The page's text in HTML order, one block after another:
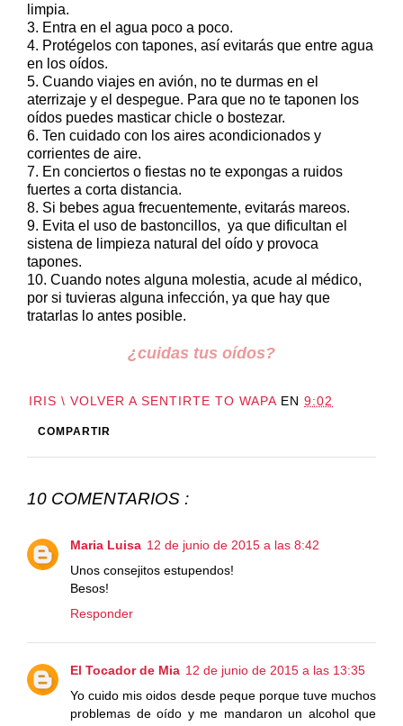
limpia.
3. Entra en el agua poco a poco.
4. Protégelos con tapones, así evitarás que entre agua
en los oídos.
5. Cuando viajes en avión, no te durmas en el
aterrizaje y el despegue. Para que no te taponen los
oídos puedes masticar chicle o bostezar.
6. Ten cuidado con los aires acondicionados y
corrientes de aire.
7. En conciertos o fiestas no te expongas a ruidos
fuertes a corta distancia.
8. Si bebes agua frecuentemente, evitarás mareos.
9. Evita el uso de bastoncillos, ya que dificultan el
sistena de limpieza natural del oído y provoca
tapones.
10. Cuando notes alguna molestia, acude al médico,
por si tuvieras alguna infección, ya que hay que
tratarlas lo antes posible.
¿cuidas tus oídos?
IRIS \ VOLVER A SENTIRTE TO WAPA EN 9:02
COMPARTIR
10 COMENTARIOS :
Maria Luisa 12 de junio de 2015 a las 8:42
Unos consejitos estupendos!
Besos!
Responder
El Tocador de Mia 12 de junio de 2015 a las 13:35
Yo cuido mis oidos desde peque porque tuve muchos
problemas de oído y me mandaron un alcohol que